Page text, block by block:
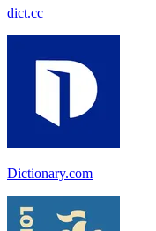
dict.cc
Dictionary.com